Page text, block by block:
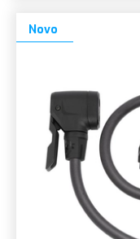
Novo